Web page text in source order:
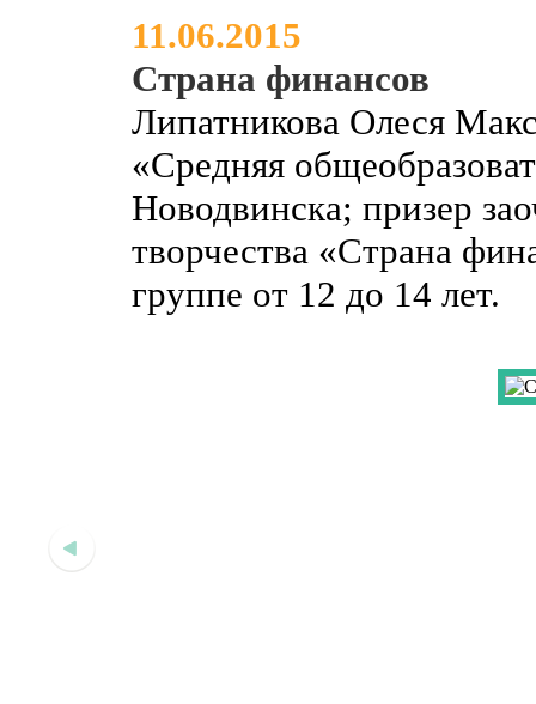
НОВОСТИ О ПРОЕКТЕ
СТРАНА ФИНАНСОВ
11.06.2015
Страна финансов
Липатникова Олеся
«Средняя
Новодвинска; призер
творчества «Страна
группе от 12 до 14 лет.